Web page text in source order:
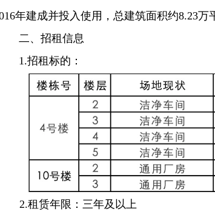
年建成并投入使用，总建筑面积约8.23万
二、招租信息
1.招租标的：
2.租赁年限：三年及以上